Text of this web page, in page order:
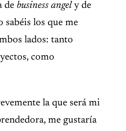
de business angely de
sabéis los que me
lados: tanto
como
la que será mi
me gustaría